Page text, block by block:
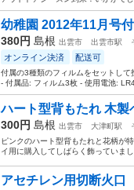
幼稚園 2012年11月号
380円 島根 出雲市 出雲市駅
オンライン決済 配送可
付属の3種類のフィルムをセットし
- 付属品: フィルム3枚 - 使用電池:
ハート型背もたれ 木
300円 島根 出雲市 大津町駅
ピンクのハート型背もたれと花柄が
イ用に購入してしばらく飾っていま
アセチレン用切断火口